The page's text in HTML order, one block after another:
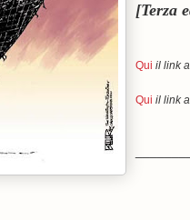
[Terza
Qui il link
Qui il link